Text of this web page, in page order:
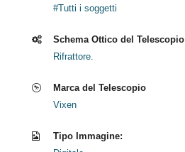
#Tutti i soggetti
Schema Ottico del Telescopio
Rifrattore.
Marca del Telescopio
Vixen
Tipo Immagine: